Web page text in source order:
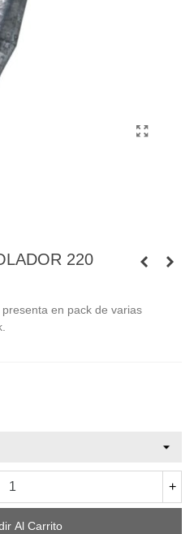
220
en pack de varias
+
Al Carrito